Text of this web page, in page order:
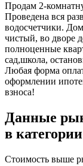
Продам 2-
Проведена вся
водосчетчики.
чистый, во дворе
полноценные
сад,школа,
Любая форма
оформлении
взноса!
Данные
в
Стоимость выше